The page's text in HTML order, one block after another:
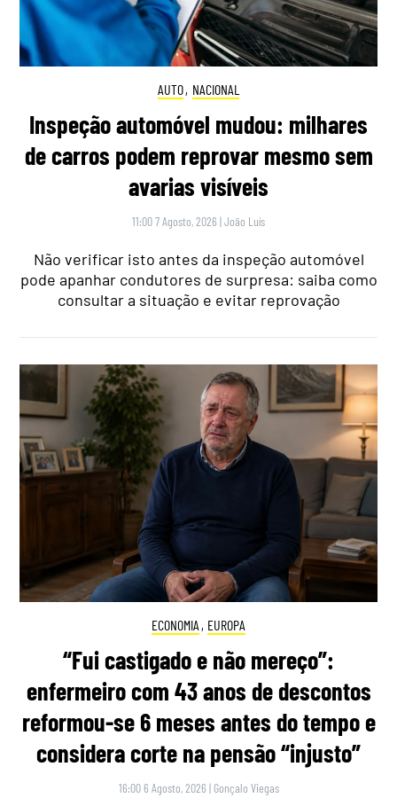
AUTO, NACIONAL
Inspeção automóvel mudou: milhares
de carros podem reprovar mesmo sem
avarias visíveis
11:00 7 Agosto, 2026 |João Luís
Não verificar isto antes da inspeção automóvel
pode apanhar condutores de surpresa: saiba como
consultar a situação e evitar reprovação
ECONOMIA , EUROPA
“Fui castigado e não mereço”:
enfermeiro com 43 anos de descontos
reformou-se 6 meses antes do tempo e
considera corte na pensão “injusto”
16:00 6 Agosto, 2026 | Gonçalo Viegas